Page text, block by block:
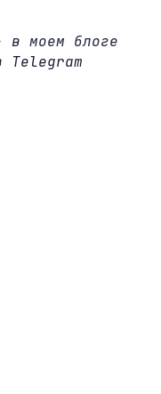
в моем блоге
Telegram